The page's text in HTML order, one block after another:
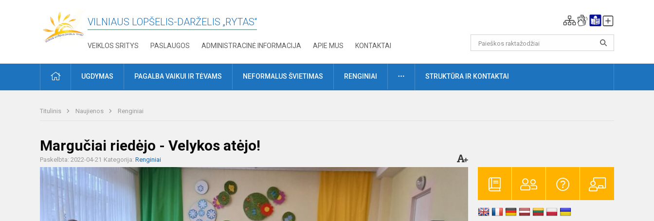
VILNIAUS LOPŠELIS-DARŽELIS „RYTAS“
VEIKLOS SRITYS PASLAUGOS ADMINISTRACINĖ INFORMACIJA APIE MUS KONTAKTAI
PRADŽIAUGDYMAS PAGALBA VAIKUI IR TĖVAMS NEFORMALUS ŠVIETIMAS RENGINIAI DAUGIAUSTRUKTŪRA IR KONTAKTAI
Titulinis Naujienos Renginiai
Margučiai riedėjo - Velykos atėjo!
Paskelbta: 2022-04-21 Kategorija: Renginiai